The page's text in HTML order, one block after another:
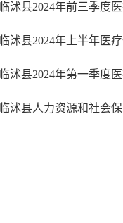
临沭县2024年前三季度
临沭县2024年上半年医
临沭县2024年第一季度
临沭县人力资源和社会